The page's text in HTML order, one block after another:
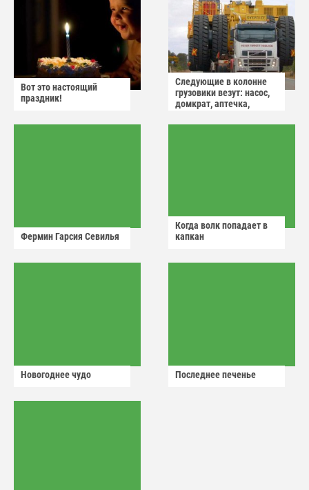
Вот это настоящий
праздник!
Следующие в колонне
грузовики везут: насос,
домкрат, аптечка,
Фермин Гарсия Севилья
Когда волк попадает в
капкан
Новогоднее чудо Последнее печенье